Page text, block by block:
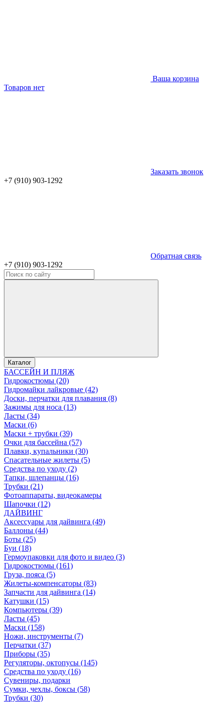
Ваша корзина
Товаров нет
Заказать звонок
+7 (910) 903-1292
Обратная связь
+7 (910) 903-1292
Каталог
БАССЕЙН И ПЛЯЖ
Гидрокостюмы (20)
Гидромайки лайкровые (42)
Доски, перчатки для плавания (8)
Зажимы для носа (13)
Ласты (34)
Маски (6)
Маски + трубки (39)
Очки для бассейна (57)
Плавки, купальники (30)
Спасательные жилеты (5)
Средства по уходу (2)
Тапки, шлепанцы (16)
Трубки (21)
Фотоаппараты, видеокамеры
Шапочки (12)
ДАЙВИНГ
Аксессуары для дайвинга (49)
Баллоны (44)
Боты (25)
Буи (18)
Гермоупаковки для фото и видео (3)
Гидрокостюмы (161)
Груза, пояса (5)
Жилеты-компенсаторы (83)
Запчасти для дайвинга (14)
Катушки (15)
Компьютеры (39)
Ласты (45)
Маски (158)
Ножи, инструменты (7)
Перчатки (37)
Приборы (35)
Регуляторы, октопусы (145)
Средства по уходу (16)
Сувениры, подарки
Сумки, чехлы, боксы (58)
Трубки (30)